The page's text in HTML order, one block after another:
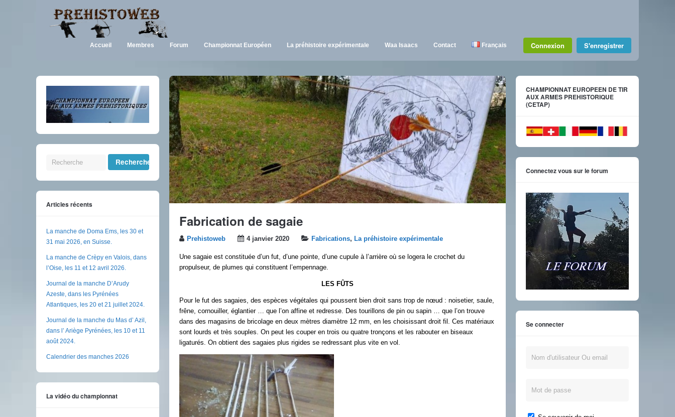
Accueil Membres Forum Championnat Européen La préhistoire expérimentale Waa Isaacs Contact Français Connexion S'enregistrer
Fabrication de sagaie
Prehistoweb 4 janvier 2020 Fabrications, La préhistoire expérimentale
Une sagaie est constituée d’un fut, d’une pointe, d’une cupule à l’arrière où se logera le crochet du
propulseur, de plumes qui constituent l’empennage.
LES FÛTS
Pour le fut des sagaies, des espèces végétales qui poussent bien droit sans trop de nœud : noisetier, saule,
frêne, cornouiller, églantier … que l’on affine et redresse. Des tourillons de pin ou sapin … que l’on trouve
dans des magasins de bricolage en deux mètres diamètre 12 mm, en les choisissant droit fil. Ces matériaux
sont lourds et très souples. On peut les couper en trois ou quatre tronçons et les rabouter en biseaux
ligaturés. On obtient des sagaies plus rigides se redressant plus vite en vol.
Articles récents
La manche de Doma Ems, les 30 et
31 mai 2026, en Suisse.
La manche de Crèpy en Valois, dans
l’Oise, les 11 et 12 avril 2026.
Journal de la manche D’Arudy
Azeste, dans les Pyrénées
Atlantiques, les 20 et 21 juillet 2024.
Journal de la manche du Mas d’ Azil,
dans l’ Ariège Pyrénées, les 10 et 11
août 2024.
Calendrier des manches 2026
La vidéo du championnat
CHAMPIONNAT EUROPEEN DE TIR
AUX ARMES PREHISTORIQUE
(CETAP)
Connectez vous sur le forum
Se connecter